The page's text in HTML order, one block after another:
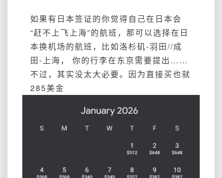
如果有日本签证的你觉得自己在日本会
“赶不上飞上海”的航班，那可以选择在日
本换机场的航班，比如洛杉矶-羽田//成
田-上海， 你的行李在东京需要提出……
不过，其实没太大必要。因为直接买也就
285美金